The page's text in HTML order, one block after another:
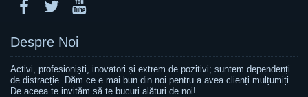
Despre Noi
Activi, profesioniști, inovatori și extrem de pozitivi; suntem dependenți
de distracție. Dăm ce e mai bun din noi pentru a avea clienți mulțumiți.
De aceea te invităm să te bucuri alături de noi!